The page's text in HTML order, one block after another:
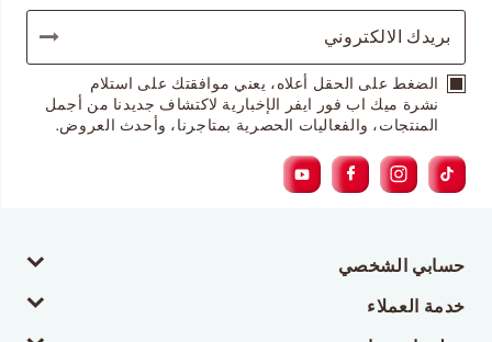
الضغط على الحقل أعلاه، يعني موافقتك على استلام
نشرة ميك اب فور ايفر الإخبارية لاكتشاف جديدنا من أجمل
المنتجات، والفعاليات الحصرية بمتاجرنا، وأحدث العروض.
حسابي الشخصي
خدمة العملاء